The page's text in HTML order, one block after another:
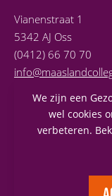
Vianenstraat 1
5342 AJ Oss
(0412) 66 70 70
We zijn een
wel cookies
verbeteren.